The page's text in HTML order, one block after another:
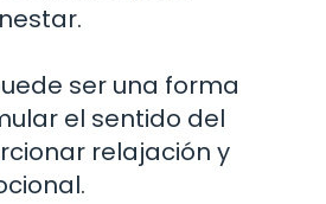
ser una forma
el sentido del
relajación y